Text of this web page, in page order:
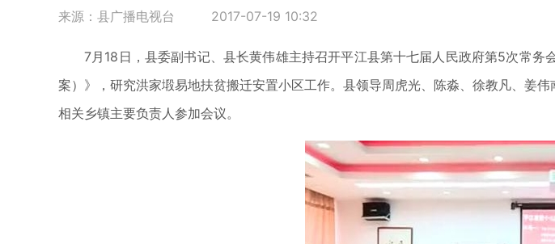
来源：县广播电视台 2017-07-19 10:32
7月18日，县委副书记、县长黄伟雄主持召开平江县第十七届人民政府第5次常
案）》，研究洪家塅易地扶贫搬迁安置小区工作。县领导周虎光、陈淼、徐教凡、姜
相关乡镇主要负责人参加会议。